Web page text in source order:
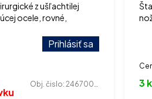
z ušľachtilej
ocele, rovné,
Prihlásiť sa
Obj. čislo:246700206 3